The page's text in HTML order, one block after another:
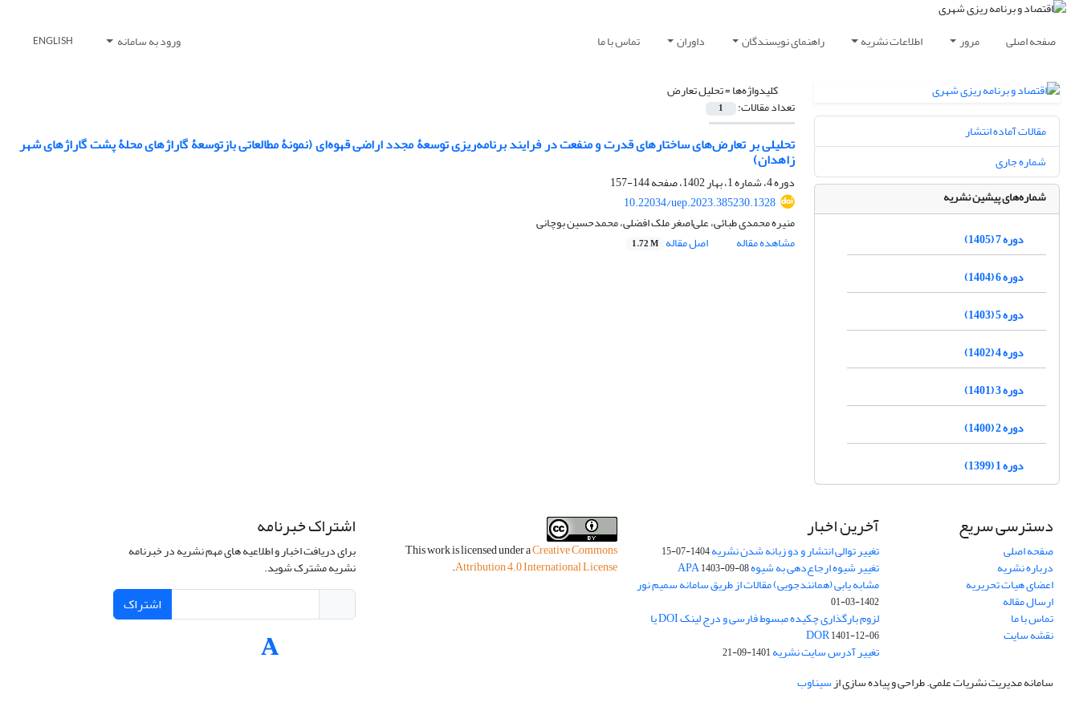
صفحه اصلی مرور اطلاعات نشریه راهنمای نویسندگان داوران تماس با ما ورود به سامانه ENGLISH
کلیدواژه‌ها =تحلیل تعارض
تعداد مقالات: 1
تحلیلی بر تعارض‌‏های ساختارهای قدرت و منفعت در فرایند برنامه‌ریزی توسعۀ مجدد اراضی قهوه‌‏ای (نمونۀ مطالعاتی بازتوسعۀ گاراژهای محلۀ پشت گاراژهای شهر
زاهدان)
دوره 4، شماره 1، بهار 1402، صفحه
144-157
10.22034/uep.2023.385230.1328
منیره محمدی طبائی، علی‌اصغر ملک افضلی، محمدحسین بوچانی
مشاهده مقاله
اصل مقاله 1.72 M
مقالات آماده انتشار
شماره جاری
شماره‌های پیشین نشریه
دوره 7 (1405)
دوره 6 (1404)
دوره 5 (1403)
دوره 4 (1402)
دوره 3 (1401)
دوره 2 (1400)
دوره 1 (1399)
دسترسی سریع
صفحه اصلی
درباره نشریه
اعضای هیات تحریریه
ارسال مقاله
تماس با ما
نقشه سایت
آخرین اخبار
تغییر توالی انتشار و دو زبانه شدن نشریه1404-07-15
تغییر شیوه ارجاع‌دهی به شیوه APA1403-09-08
مشابه یابی (همانندجویی) مقالات از طریق سامانه سمیم نور
1402-03-01
لزوم بارگذاری چکیده مبسوط فارسی و درج لینک DOI یا
DOR1401-12-06
تغییر آدرس سایت نشریه1401-09-21
This work is licensed under aCreative Commons
Attribution 4.0 International License
.
اشتراک خبرنامه
برای دریافت اخبار و اطلاعیه های مهم نشریه در خبرنامه
نشریه مشترک شوید.
اشتراک
سامانه مدیریت نشریات علمی.طراحی و پیاده سازی ازسیناوب